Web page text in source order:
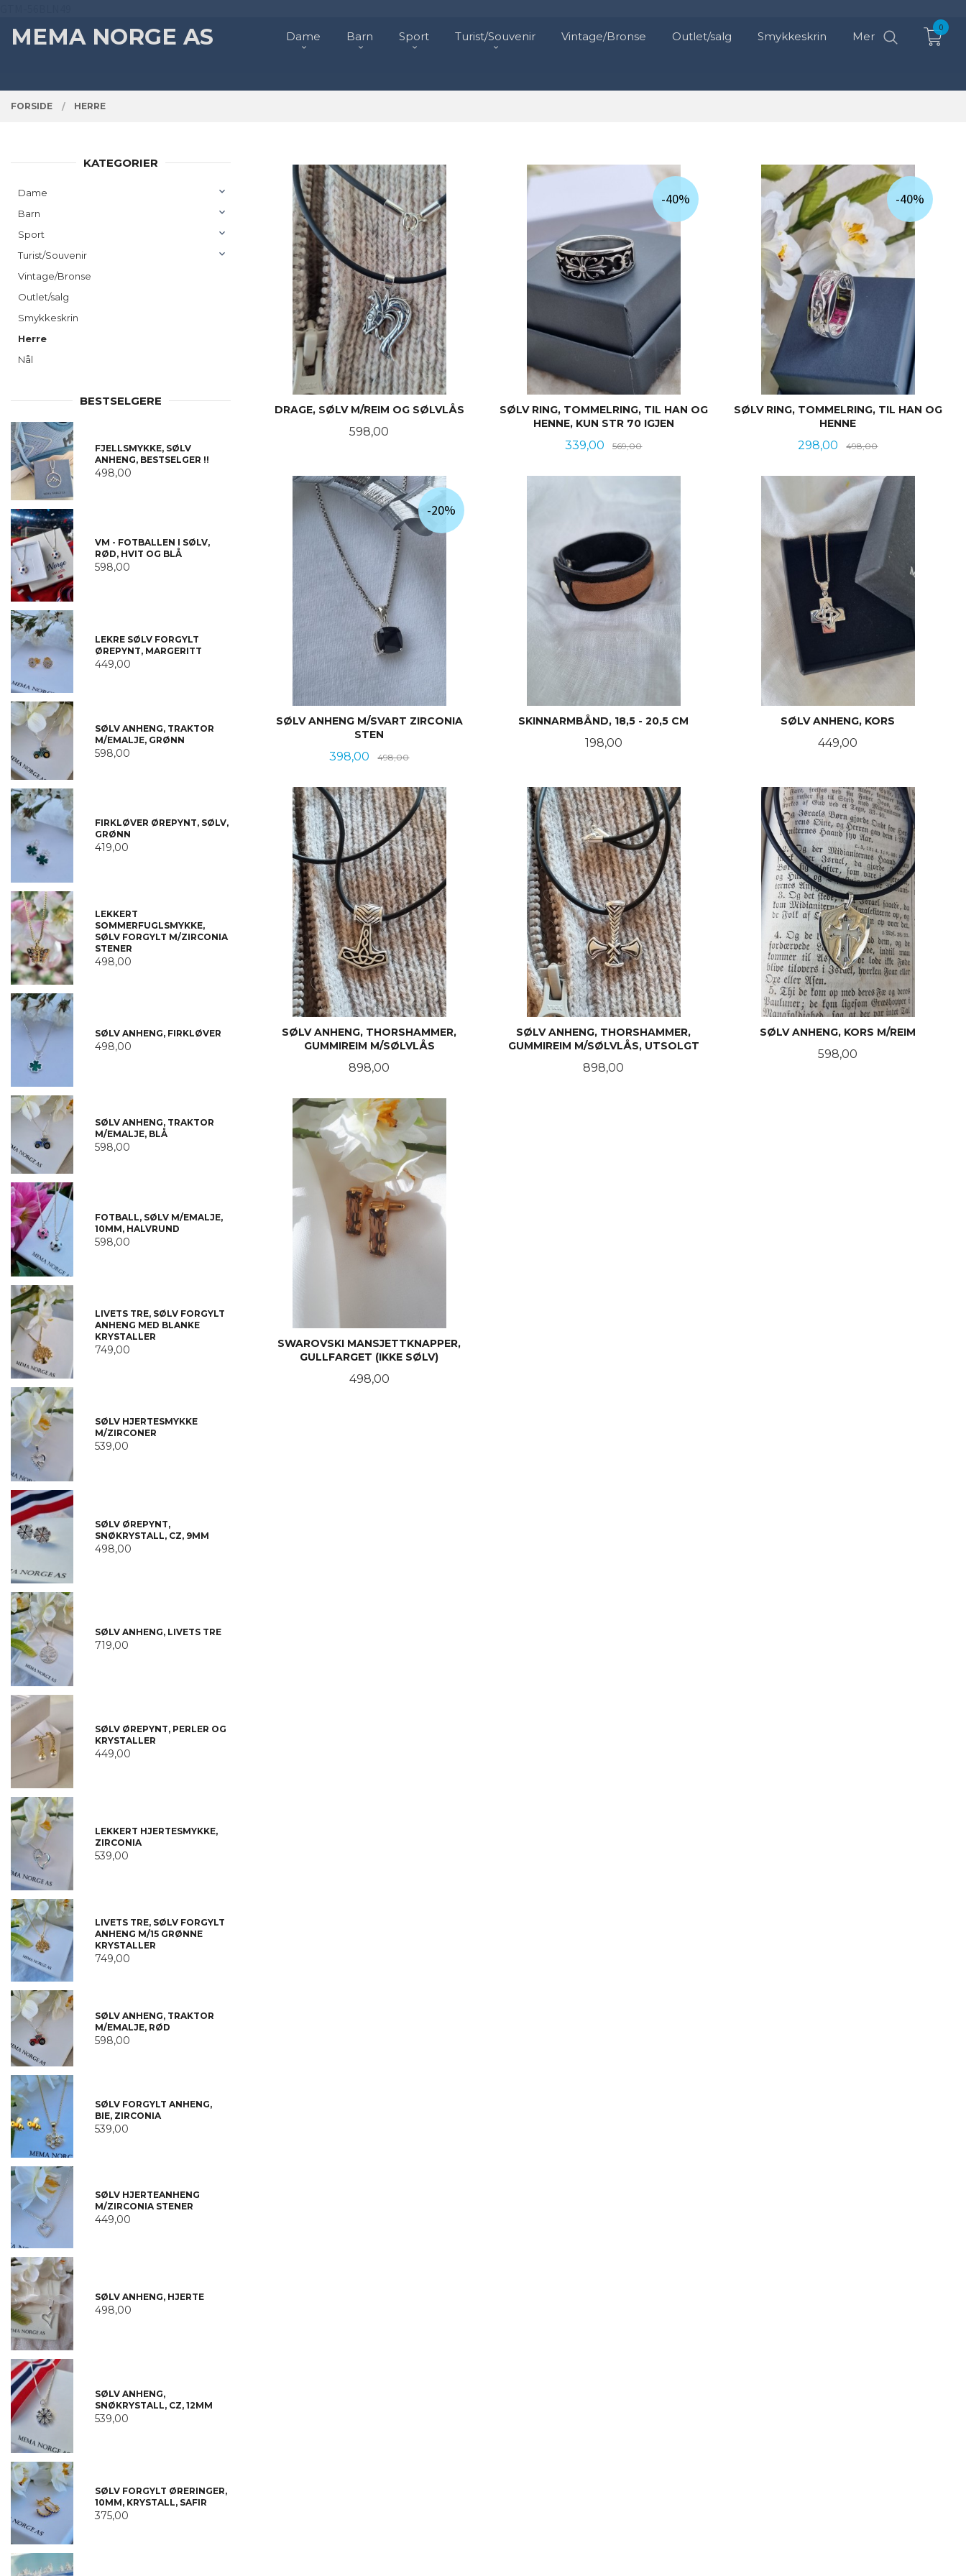
til
innholdet
MEMA NORGE AS Dame Barn Sport Turist/Souvenir Vintage/Bronse Outlet/salg Smykkeskrin Mer
0
FORSIDE HERRE
DRAGE, SØLV M/REIM OG SØLVLÅS
Pris
598,00
KJØP
SØLV RING, TOMMELRING, TIL HAN OG
HENNE, KUN STR 70 IGJEN
Tilbud
339,00 569,00Rabatt
-40%
SØLV RING, TOMMELRING, TIL HAN OG
HENNE
Tilbud
298,00 498,00Rabatt
-40%
KJØP
SØLV ANHENG M/SVART ZIRCONIA
STEN
Tilbud
398,00 498,00Rabatt
-20%
KJØP
SKINNARMBÅND, 18,5 - 20,5 CM
Pris
198,00
KJØP
SØLV ANHENG, KORS
Pris
449,00
KJØP
SØLV ANHENG, THORSHAMMER,
GUMMIREIM M/SØLVLÅS
Pris
898,00
KJØP
SØLV ANHENG, THORSHAMMER,
GUMMIREIM M/SØLVLÅS, UTSOLGT
Pris
898,00
SØLV ANHENG, KORS M/REIM
Pris
598,00
SWAROVSKI MANSJETTKNAPPER,
GULLFARGET (IKKE SØLV)
Pris
498,00
KATEGORIER
Dame
Barn
Sport
Turist/Souvenir
Vintage/Bronse
Outlet/salg
Smykkeskrin
Herre
Nål
BESTSELGERE
FJELLSMYKKE, SØLV
ANHENG, BESTSELGER !!
498,00
VM - FOTBALLEN I SØLV,
RØD, HVIT OG BLÅ
598,00
LEKRE SØLV FORGYLT
ØREPYNT, MARGERITT
449,00
SØLV ANHENG, TRAKTOR
M/EMALJE, GRØNN
598,00
FIRKLØVER ØREPYNT, SØLV,
GRØNN
419,00
LEKKERT
SOMMERFUGLSMYKKE,
SØLV FORGYLT M/ZIRCONIA
STENER
498,00
SØLV ANHENG, FIRKLØVER
498,00
SØLV ANHENG, TRAKTOR
M/EMALJE, BLÅ
598,00
FOTBALL, SØLV M/EMALJE,
10MM, HALVRUND
598,00
LIVETS TRE, SØLV FORGYLT
ANHENG MED BLANKE
KRYSTALLER
749,00
SØLV HJERTESMYKKE
M/ZIRCONER
539,00
SØLV ØREPYNT,
SNØKRYSTALL, CZ, 9MM
498,00
SØLV ANHENG, LIVETS TRE
719,00
SØLV ØREPYNT, PERLER OG
KRYSTALLER
449,00
LEKKERT HJERTESMYKKE,
ZIRCONIA
539,00
LIVETS TRE, SØLV FORGYLT
ANHENG M/15 GRØNNE
KRYSTALLER
749,00
SØLV ANHENG, TRAKTOR
M/EMALJE, RØD
598,00
SØLV FORGYLT ANHENG,
BIE, ZIRCONIA
539,00
SØLV HJERTEANHENG
M/ZIRCONIA STENER
449,00
SØLV ANHENG, HJERTE
498,00
SØLV ANHENG,
SNØKRYSTALL, CZ, 12MM
539,00
SØLV FORGYLT ØRERINGER,
10MM, KRYSTALL, SAFIR
375,00